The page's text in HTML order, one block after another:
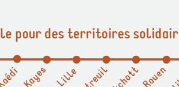
pour des territoires